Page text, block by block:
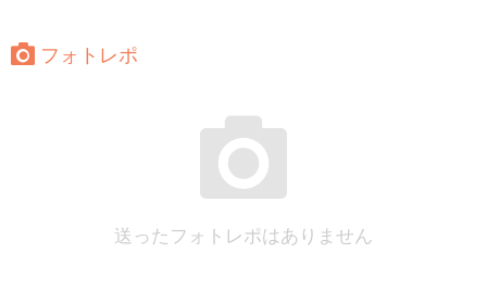
フォトレポ
送ったフォトレポはありません